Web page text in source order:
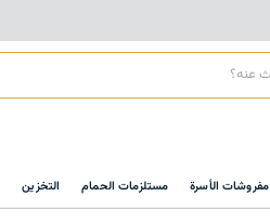
مفروشات الأسرة مستلزمات الحمام التخزين